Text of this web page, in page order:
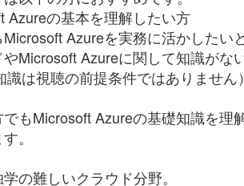
Azureの基本を理解したい方
Microsoft Azureを実務に活かしたい
やMicrosoft Azureに関して知識がな
識は視聴の前提条件ではありません）
もMicrosoft Azureの基礎知識を
。
の難しいクラウド分野。